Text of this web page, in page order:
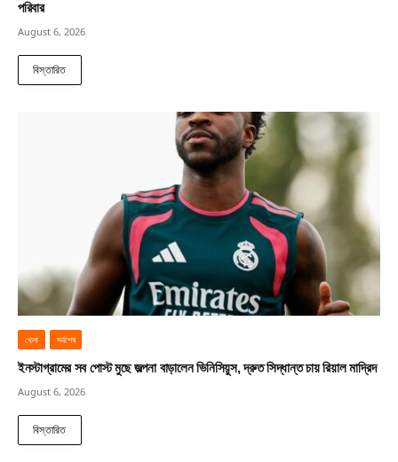
পরিবার
August 6, 2026
বিস্তারিত
খেলা সর্বশেষ
ইনস্টাগ্রামের সব পোস্ট মুছে জল্পনা বাড়ালেন ভিনিসিয়ুস, দ্রুত সিদ্ধান্ত চায় রিয়াল মাদ্রিদ
August 6, 2026
বিস্তারিত